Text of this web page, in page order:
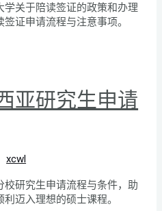
关于陪读签证的政策和办理
证申请流程与注意事项。
亚研究生申请
xcwl
研究生申请流程与条件，助
迈入理想的硕士课程。